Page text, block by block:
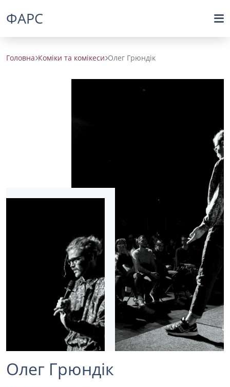
ФАРС
Головна Коміки та комікеси Олег Грюндік
Олег Грюндік